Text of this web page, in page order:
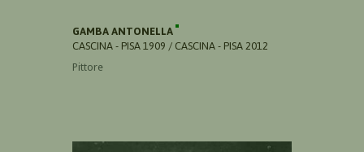
GAMBA ANTONELLA
CASCINA - PISA 1909 / CASCINA - PISA 2012
Pittore